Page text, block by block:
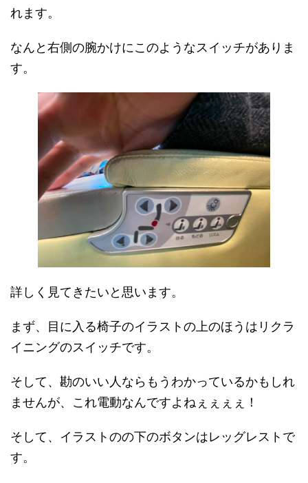
れます。
なんと右側の腕かけにこのようなスイッチがありま
す。
詳しく見てきたいと思います。
まず、目に入る椅子のイラストの上のほうはリクラ
イニングのスイッチです。
そして、勘のいい人ならもうわかっているかもしれ
ませんが、これ電動なんですよねぇぇぇぇ！
そして、イラストのの下のボタンはレッグレストで
す。